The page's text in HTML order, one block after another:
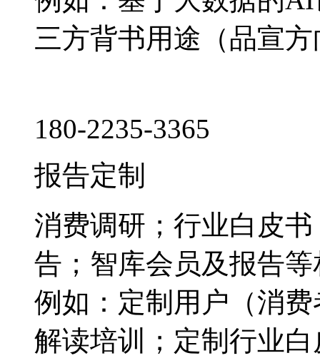
三方背书用途（品宣
180-2235-3365
报告定制
消费调研；行业白皮
告；智库会员及报告
例如：定制用户（消
解读培训；定制行业